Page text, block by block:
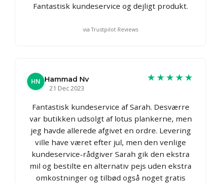
Fantastisk kundeservice og dejligt produkt.
via Trustpilot Reviews
HN Hammad Nv
21 Dec 2023
★★★★★
Fantastisk kundeservice af Sarah. Desværre
var butikken udsolgt af lotus plankerne, men
jeg havde allerede afgivet en ordre. Levering
ville have været efter jul, men den venlige
kundeservice-rådgiver Sarah gik den ekstra
mil og bestilte en alternativ pejs uden ekstra
omkostninger og tilbød også noget gratis